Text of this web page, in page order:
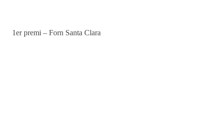
1er premi – Forn Santa Clara